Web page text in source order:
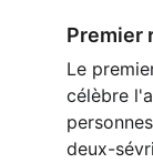
Premier
Le
célèbre
deux-